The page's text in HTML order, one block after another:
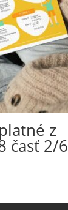
z
časť 2/6